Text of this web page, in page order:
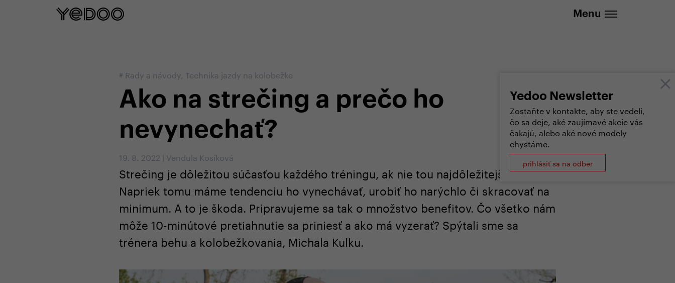
Menu
Yedoo Newsletter
Zostaňte v kontakte, aby ste vedeli,
čo sa deje, aké zaujímavé akcie vás
čakajú, alebo aké nové modely
chystáme.
prihlásiť sa na odber
# Rady a návody, Technika jazdy na kolobežke
Ako na strečing a prečo ho
nevynechať?
19. 8. 2022 Vendula Kosíková
Strečing je dôležitou súčasťou každého tréningu, ak nie tou najdôležitejšou.
Napriek tomu máme tendenciu ho vynechávať, urobiť ho narýchlo či skracovať na
minimum. A to je škoda. Pripravujeme sa tak o množstvo benefitov. Čo všetko nám
môže 10-minútové pretiahnutie sa priniesť a ako má vyzerať? Spýtali sme sa
trénera behu a kolobežkovania, Michala Kulku.